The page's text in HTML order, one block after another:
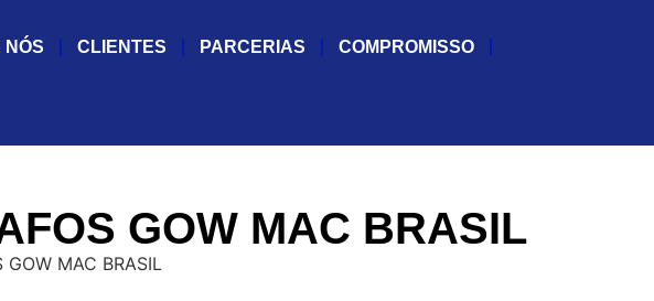
NÓS CLIENTES PARCERIAS COMPROMISSO
GOW MAC BRASIL